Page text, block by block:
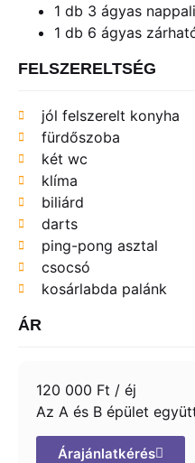
1 db 3 ágyas
1 db 6 ágyas
FELSZERELTSÉG
jól felszerelt konyha
fürdőszoba
két wc
klíma
biliárd
darts
ping-pong asztal
csocsó
kosárlabda palánk
ÁR
120 000 Ft / éj
Az A és B épület
Árajánlatkérés